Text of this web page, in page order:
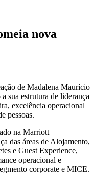
nova
de Madalena Maurício
sua estrutura de liderança
excelência operacional
pessoas.
na Marriott
das áreas de Alojamento,
e Guest Experience,
operacional e
corporate e MICE.